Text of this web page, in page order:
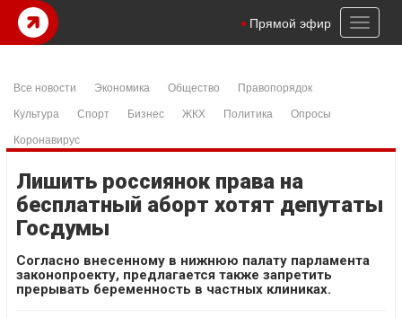
Toggle
Прямой эфир
Все новости Экономика Общество
Правопорядок
Культура
Спорт Бизнес ЖКХ Политика
Опросы
Коронавирус
Лишить россиянок права на
бесплатный аборт хотят депутаты
Госдумы
Согласно внесенному в нижнюю палату парламента
законопроекту, предлагается также запретить
прерывать беременность в частных клиниках.